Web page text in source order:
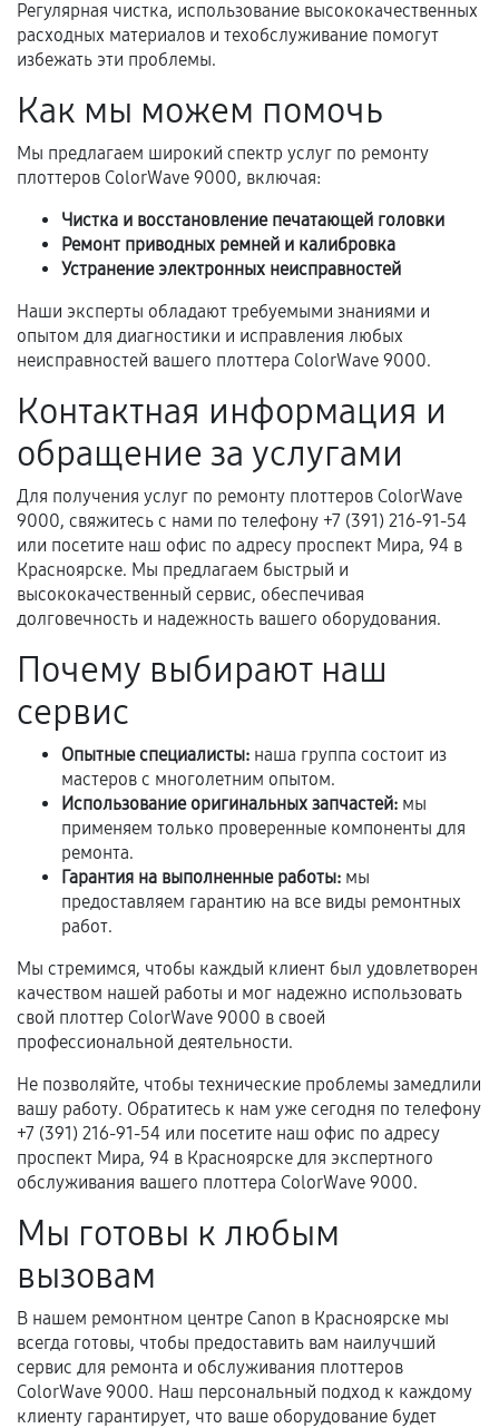
Когда гарантия не действует
Нарушение правил эксплуатации,
перегрев, коррозия.
Самостоятельный ремонт или вмешательство
третьих лиц.
предусмотрено отдельно.
Обращение после окончания гарантийного
Программные сбои, если это не указано в
отдельных условиях.
Если комплектующие куплены
Гарантия на выполненные работы может
сохраняться полностью или частично, если
соблюдены следующие условия:
Предоставленные детали подходят по
дефектов.
Установка была выполнена нашим сервисным
центром.
При этом гарантия на сами комплектующие
остается на стороне производителя или
продавца. За качество сторонних деталей
сервисный центр ответственности не несет.
Регулярная чистка, использование высококачественных
расходных материалов и техобслуживание помогут
избежать эти проблемы.
Как мы можем помочь
Мы предлагаем широкий спектр услуг по ремонту
плоттеров ColorWave 9000, включая:
Чистка и восстановление печатающей головки
Ремонт приводных ремней и калибровка
Устранение электронных неисправностей
Наши эксперты обладают требуемыми знаниями и
опытом для диагностики и исправления любых
неисправностей вашего плоттера ColorWave 9000.
Контактная информация и
обращение за услугами
Для получения услуг по ремонту плоттеров ColorWave
9000, свяжитесь с нами по телефону +7 (391) 216-91-54
или посетите наш офис по адресу проспект Мира, 94 в
Красноярске. Мы предлагаем быстрый и
высококачественный сервис, обеспечивая
долговечность и надежность вашего оборудования.
Почему выбирают наш
сервис
Опытные специалисты: наша группа состоит из
мастеров с многолетним опытом.
Использование оригинальных запчастей: мы
применяем только проверенные компоненты для
ремонта.
Гарантия на выполненные работы: мы
предоставляем гарантию на все виды ремонтных
работ.
Мы стремимся, чтобы каждый клиент был удовлетворен
качеством нашей работы и мог надежно использовать
свой плоттер ColorWave 9000 в своей
профессиональной деятельности.
Не позволяйте, чтобы технические проблемы замедлили
вашу работу. Обратитесь к нам уже сегодня по телефону
+7 (391) 216-91-54 или посетите наш офис по адресу
проспект Мира, 94 в Красноярске для экспертного
обслуживания вашего плоттера ColorWave 9000.
Мы готовы к любым
вызовам
В нашем ремонтном центре Canon в Красноярске мы
всегда готовы, чтобы предоставить вам наилучший
сервис для ремонта и обслуживания плоттеров
ColorWave 9000. Наш персональный подход к каждому
клиенту гарантирует, что ваше оборудование будет